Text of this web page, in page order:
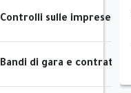
Controlli sulle imprese
Bandi di gara e contratti